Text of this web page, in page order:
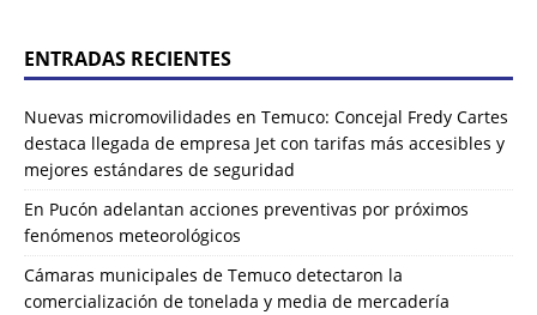
ENTRADAS RECIENTES
Nuevas micromovilidades en Temuco: Concejal Fredy Cartes
destaca llegada de empresa Jet con tarifas más accesibles y
mejores estándares de seguridad
En Pucón adelantan acciones preventivas por próximos
fenómenos meteorológicos
Cámaras municipales de Temuco detectaron la
comercialización de tonelada y media de mercadería